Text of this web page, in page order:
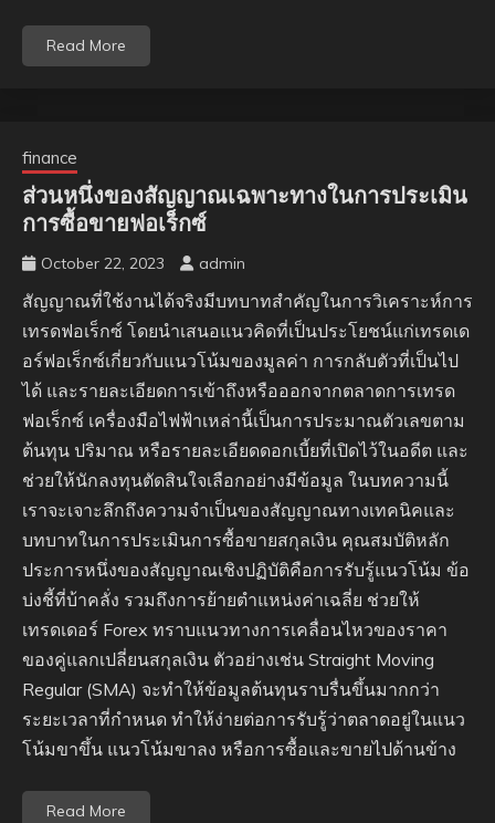
Read More
finance
ส่วนหนึ่งของสัญญาณเฉพาะทางในการประเมิน
การซื้อขายฟอเร็กซ์
October 22, 2023 admin
สัญญาณที่ใช้งานได้จริงมีบทบาทสำคัญในการวิเคราะห์การ
เทรดฟอเร็กซ์ โดยนำเสนอแนวคิดที่เป็นประโยชน์แก่เทรดเด
อร์ฟอเร็กซ์เกี่ยวกับแนวโน้มของมูลค่า การกลับตัวที่เป็นไป
ได้ และรายละเอียดการเข้าถึงหรือออกจากตลาดการเทรด
ฟอเร็กซ์ เครื่องมือไฟฟ้าเหล่านี้เป็นการประมาณตัวเลขตาม
ต้นทุน ปริมาณ หรือรายละเอียดดอกเบี้ยที่เปิดไว้ในอดีต และ
ช่วยให้นักลงทุนตัดสินใจเลือกอย่างมีข้อมูล ในบทความนี้
เราจะเจาะลึกถึงความจำเป็นของสัญญาณทางเทคนิคและ
บทบาทในการประเมินการซื้อขายสกุลเงิน คุณสมบัติหลัก
ประการหนึ่งของสัญญาณเชิงปฏิบัติคือการรับรู้แนวโน้ม ข้อ
บ่งชี้ที่บ้าคลั่ง รวมถึงการย้ายตำแหน่งค่าเฉลี่ย ช่วยให้
เทรดเดอร์ Forex ทราบแนวทางการเคลื่อนไหวของราคา
ของคู่แลกเปลี่ยนสกุลเงิน ตัวอย่างเช่น Straight Moving
Regular (SMA) จะทำให้ข้อมูลต้นทุนราบรื่นขึ้นมากกว่า
ระยะเวลาที่กำหนด ทำให้ง่ายต่อการรับรู้ว่าตลาดอยู่ในแนว
โน้มขาขึ้น แนวโน้มขาลง หรือการซื้อและขายไปด้านข้าง
Read More